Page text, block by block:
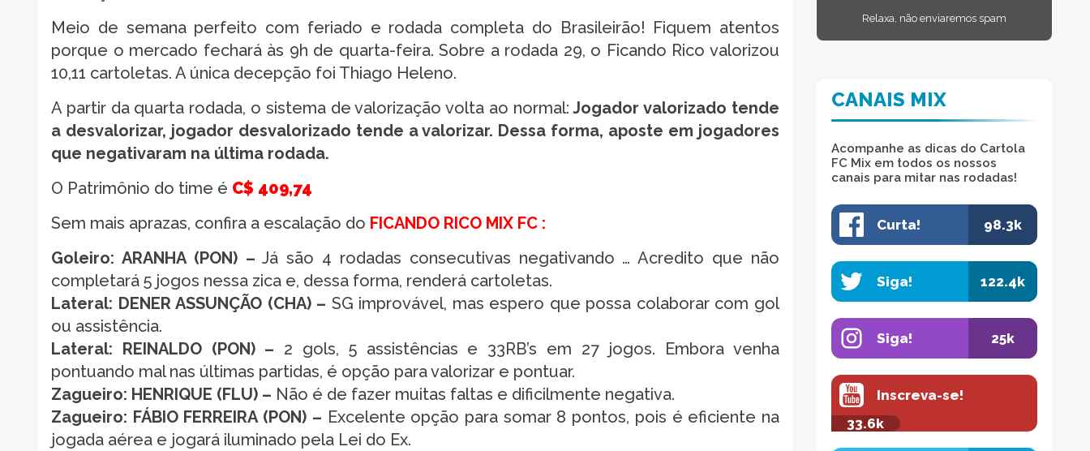
Meio de semana perfeito com feriado e rodada completa do Brasileirão! Fiquem atentos
porque o mercado fechará às 9h de quarta-feira. Sobre a rodada 29, o Ficando Rico valorizou
10,11 cartoletas. A única decepção foi Thiago Heleno.
A partir da quarta rodada, o sistema de valorização volta ao normal: Jogador valorizado tende
a desvalorizar, jogador desvalorizado tende a valorizar. Dessa forma, aposte em jogadores
que negativaram na última rodada.
O Patrimônio do time é C$ 409,74
Sem mais aprazas, confira a escalação do FICANDO RICO MIX FC :
Goleiro: ARANHA (PON) – Já são 4 rodadas consecutivas negativando … Acredito que não
completará 5 jogos nessa zica e, dessa forma, renderá cartoletas.
Lateral: DENER ASSUNÇÃO (CHA) – SG improvável, mas espero que possa colaborar com gol
ou assistência.
Lateral: REINALDO (PON) – 2 gols, 5 assistências e 33RB’s em 27 jogos. Embora venha
pontuando mal nas últimas partidas, é opção para valorizar e pontuar.
Zagueiro: HENRIQUE (FLU) – Não é de fazer muitas faltas e dificilmente negativa.
Zagueiro: FÁBIO FERREIRA (PON) – Excelente opção para somar 8 pontos, pois é eficiente na
jogada aérea e jogará iluminado pela Lei do Ex.
Relaxa, não enviaremos spam
CANAIS MIX
Acompanhe as dicas do Cartola
FC Mix em todos os nossos
canais para mitar nas rodadas!
Curta! 98.3k
Siga! 122.4k
Siga! 25k
Inscreva-se!
33.6k